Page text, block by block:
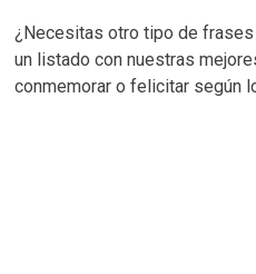
¿Necesitas otro tipo de
un listado con nuestras
conmemorar o felicitar según